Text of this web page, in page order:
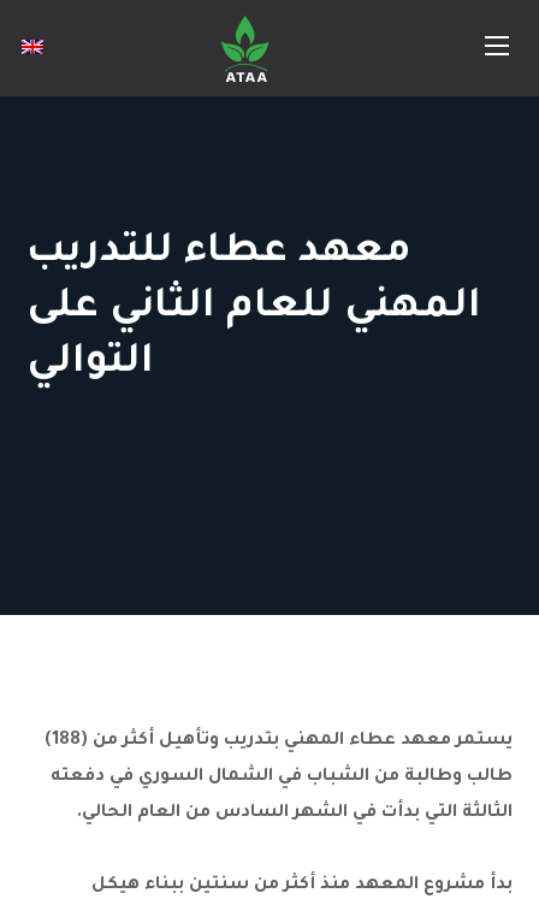
معهد عطاء للتدريب
المهني للعام الثاني على
التوالي
يستمر معهد عطاء المهني بتدريب وتأهيل أكثر من (188)
طالب وطالبة من الشباب في الشمال السوري في دفعته
الثالثة التي بدأت في الشهر السادس من العام الحالي.
بدأ مشروع المعهد منذ أكثر من سنتين ببناء هيكل